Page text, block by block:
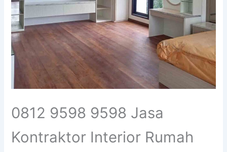
0812 9598 9598 Jasa
Kontraktor Interior Rumah